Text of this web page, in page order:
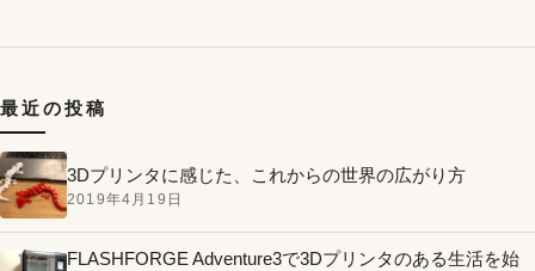
最近の投稿
3Dプリンタに感じた、これからの世界の広がり方
2019年4月19日
FLASHFORGE Adventure3で3Dプリンタのある生活を始